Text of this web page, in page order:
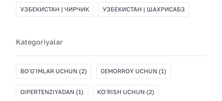
УЗБЕКИСТАН | ЧИРЧИК УЗБЕКИСТАН | ШАХРИСАБЗ
Kategoriyalar
BO'G'IMLAR UCHUN (2) GEMORROY UCHUN (1)
GIPERTENZIYADAN (1) KO'RISH UCHUN (2)